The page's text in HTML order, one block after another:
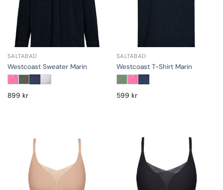
SALTABAD
Westcoast Sweater Marin
899 kr
SALTABAD
Westcoast T-Shirt Marin
599 kr